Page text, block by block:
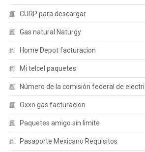
CURP para descargar
Gas natural Naturgy
Home Depot facturacion
Mi telcel paquetes
Número de la comisión federal de
Oxxo gas facturacion
Paquetes amigo sin limite
Pasaporte Mexicano Requisitos